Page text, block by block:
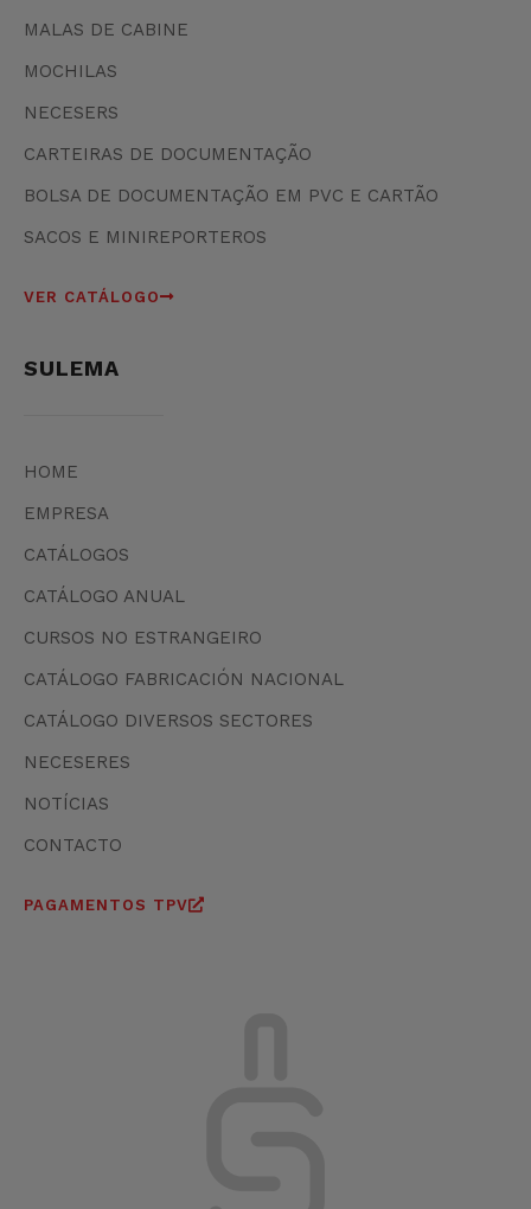
MALAS DE CABINE
MOCHILAS
NECESERS
CARTEIRAS DE DOCUMENTAÇÃO
BOLSA DE DOCUMENTAÇÃO EM PVC E CARTÃO
SACOS E MINIREPORTEROS
VER CATÁLOGO
SULEMA
HOME
EMPRESA
CATÁLOGOS
CATÁLOGO ANUAL
CURSOS NO ESTRANGEIRO
CATÁLOGO FABRICACIÓN NACIONAL
CATÁLOGO DIVERSOS SECTORES
NECESERES
NOTÍCIAS
CONTACTO
PAGAMENTOS TPV